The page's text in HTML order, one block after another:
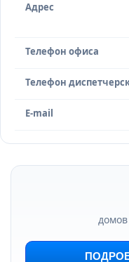
Адрес
Телефон офиса
Телефон
E-mail